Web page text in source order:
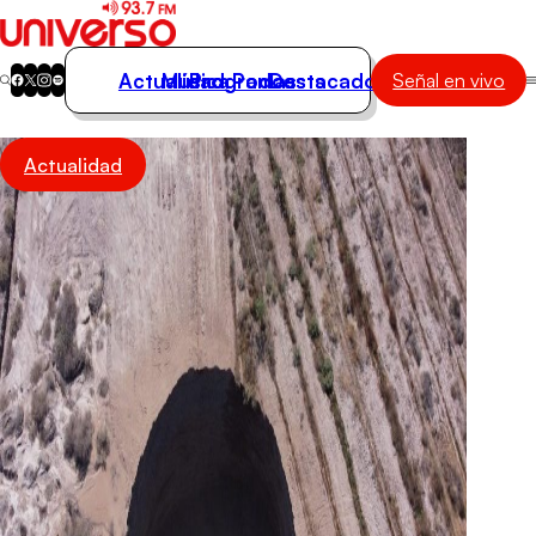
Actualidad
Música
Programas
Podcasts
Destacados
Actualidad
Música
Programas
Podcasts
Destacados Señal en vivo
Actualidad